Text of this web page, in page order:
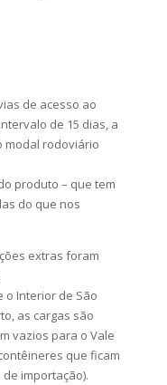
de acesso ao
de 15 dias, a
modal rodoviário
produto – que tem
do que nos
extras foram
o Interior de São
as cargas são
vazios para o Vale
que ficam
importação).